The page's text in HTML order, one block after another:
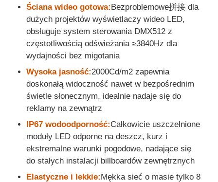
Przezroczysty wyświetlacz LED
Latający dron z ekranem LED
holograficzny ekran LED
Ekran kratki LED
Przezroczysty ekran wyświetlacza
Ściana wideo gotowa:Bezproblemowe拼接 dla
dużych projektów wyświetlaczy wideo LED,
obsługuje system sterowania DMX512 z
częstotliwością odświeżania ≥3840Hz dla
wydajności bez migotania
Wysoka jasność:2000Cd/m2 zapewnia
doskonałą widoczność nawet w bezpośrednim
świetle słonecznym, idealnie nadaje się do
reklamy na zewnątrz
IP67 wodoodporność:Całkowicie uszczelnione
moduły LED odporne na deszcz, kurz i
ekstremalne warunki pogodowe, nadające się
do stałych instalacji billboardów zewnętrznych
Elastyczne i lekkie:Mękka sieć o masie tylko 8